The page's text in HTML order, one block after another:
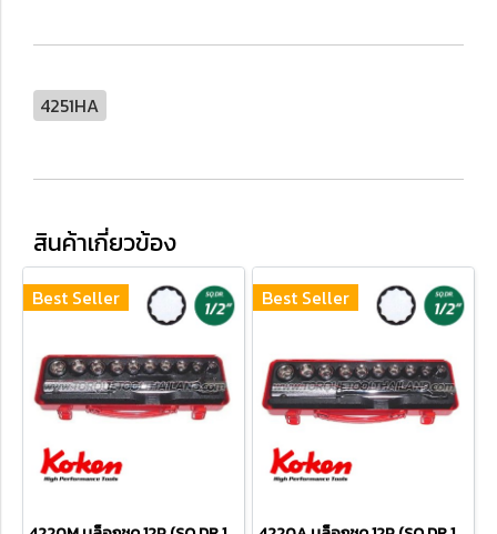
4251HA
สินค้าเกี่ยวข้อง
Best Seller Best Seller